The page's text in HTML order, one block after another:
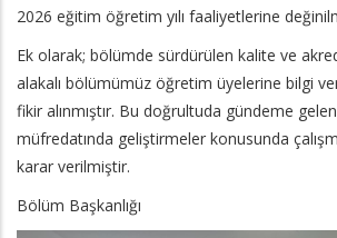
2026 eğitim öğretim yılı faaliyetlerine
Ek olarak; bölümde sürdürülen kalite ve
alakalı bölümümüz öğretim üyelerine bilgi
fikir alınmıştır. Bu doğrultuda gündeme
müfredatında geliştirmeler konusunda
karar verilmiştir.
Bölüm Başkanlığı